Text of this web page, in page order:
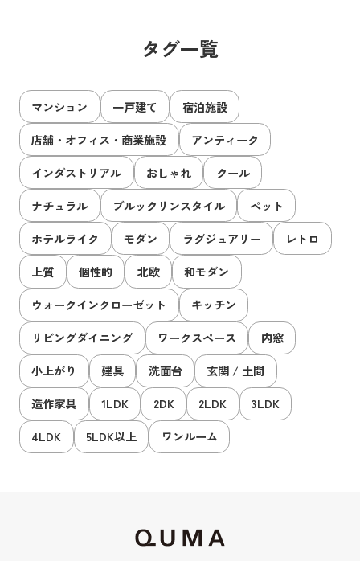
タグ一覧
マンション 一戸建て
宿泊施設
店舗・オフィス・商業施設
アンティーク
インダストリアル
おしゃれ
クール
ナチュラル
ブルックリンスタイル
ペット
ホテルライク
モダン ラグジュアリー
レトロ
上質
個性的 北欧
和モダン
ウォークインクローゼット
キッチン
リビングダイニング
ワークスペース
内窓
小上がり
建具 洗面台
玄関 / 土間
造作家具
1LDK 2DK 2LDK
3LDK
4LDK
5LDK以上 ワンルーム